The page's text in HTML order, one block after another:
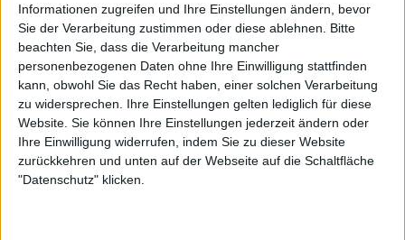
Informationen zugreifen und Ihre Einstellungen ändern, bevor
Sie der Verarbeitung zustimmen oder diese ablehnen.
Bitte
beachten Sie, dass die Verarbeitung mancher
personenbezogenen Daten ohne Ihre Einwilligung stattfinden
kann, obwohl Sie das Recht haben, einer solchen Verarbeitung
zu widersprechen. Ihre Einstellungen gelten lediglich für diese
Website. Sie können Ihre Einstellungen jederzeit ändern oder
Ihre Einwilligung widerrufen, indem Sie zu dieser Website
zurückkehren und unten auf der Webseite auf die Schaltfläche
"Datenschutz" klicken.